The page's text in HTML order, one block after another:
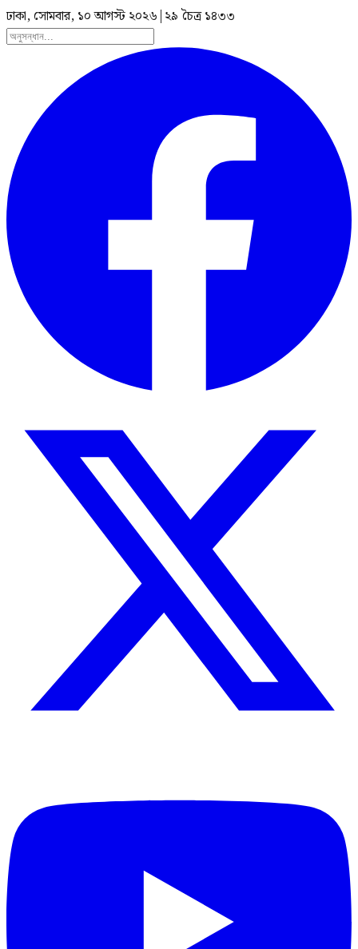
ঢাকা, সোমবার, ১০ আগস্ট ২০২৬ | ২৯ চৈত্র ১৪৩৩